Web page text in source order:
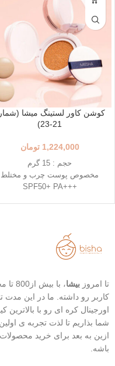
کوشن کاور لستینگ میشا
21-23)
1,224,000 تومان
حجم : 15 گرم
مخصوص پوست چرب و مختلط
+++SPF50+ PA
قابل حمل
بهترین گزینه برای تمدید ضد آفتاب
تا امروز بیشا
کاربر رو داشته. ما در این
اورجینال کره ای رو با بالاترین
شما بذاریم تا لذت تجربه ی
ازین به بعد برای خرید
باشه.